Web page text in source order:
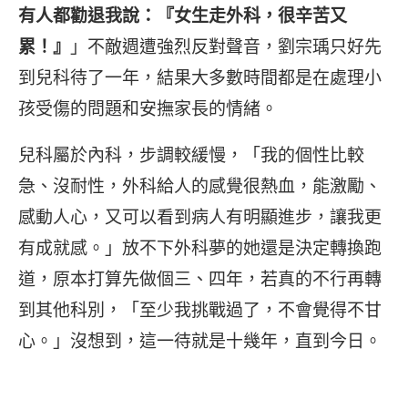
有人都勸退我說：『女生走外科，很辛苦又
累！』 」不敵週遭強烈反對聲音，劉宗瑀只好先
到兒科待了一年，結果大多數時間都是在處理小
孩受傷的問題和安撫家長的情緒。
兒科屬於內科，步調較緩慢，「我的個性比較
急、沒耐性，外科給人的感覺很熱血，能激勵、
感動人心，又可以看到病人有明顯進步，讓我更
有成就感。」放不下外科夢的她還是決定轉換跑
道，原本打算先做個三、四年，若真的不行再轉
到其他科別，「至少我挑戰過了，不會覺得不甘
心。」沒想到，這一待就是十幾年，直到今日。